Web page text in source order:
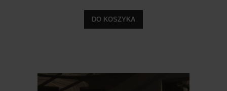
DO KOSZYKA